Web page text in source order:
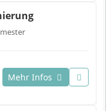
Mehr Infos